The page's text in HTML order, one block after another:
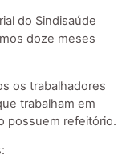
do Sindisaúde
doze meses
os trabalhadores
trabalham em
possuem refeitório.